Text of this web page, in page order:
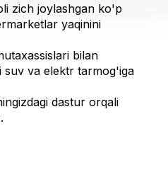
zich joylashgan ko'p
yaqinini
bilan
suv va elektr tarmog'iga
dastur orqali